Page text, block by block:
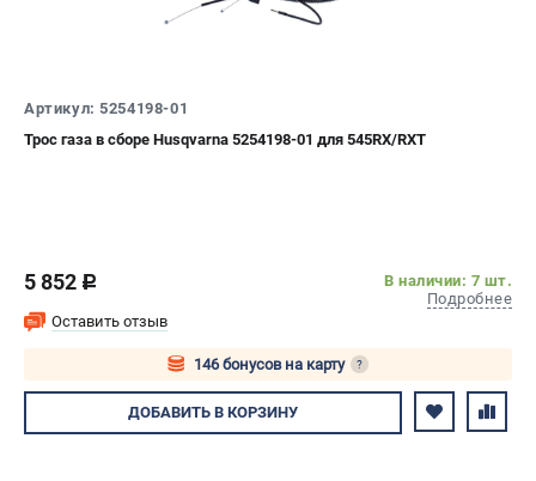
Артикул: 5254198-01
Трос газа в сборе Husqvarna 5254198-01 для 545RX/RXT
5 852 c
В наличии: 7 шт.
Подробнее
Оставить отзыв
146 бонусов на карту ?
Авторизуйтесь
ДОБАВИТЬ В КОРЗИНУ